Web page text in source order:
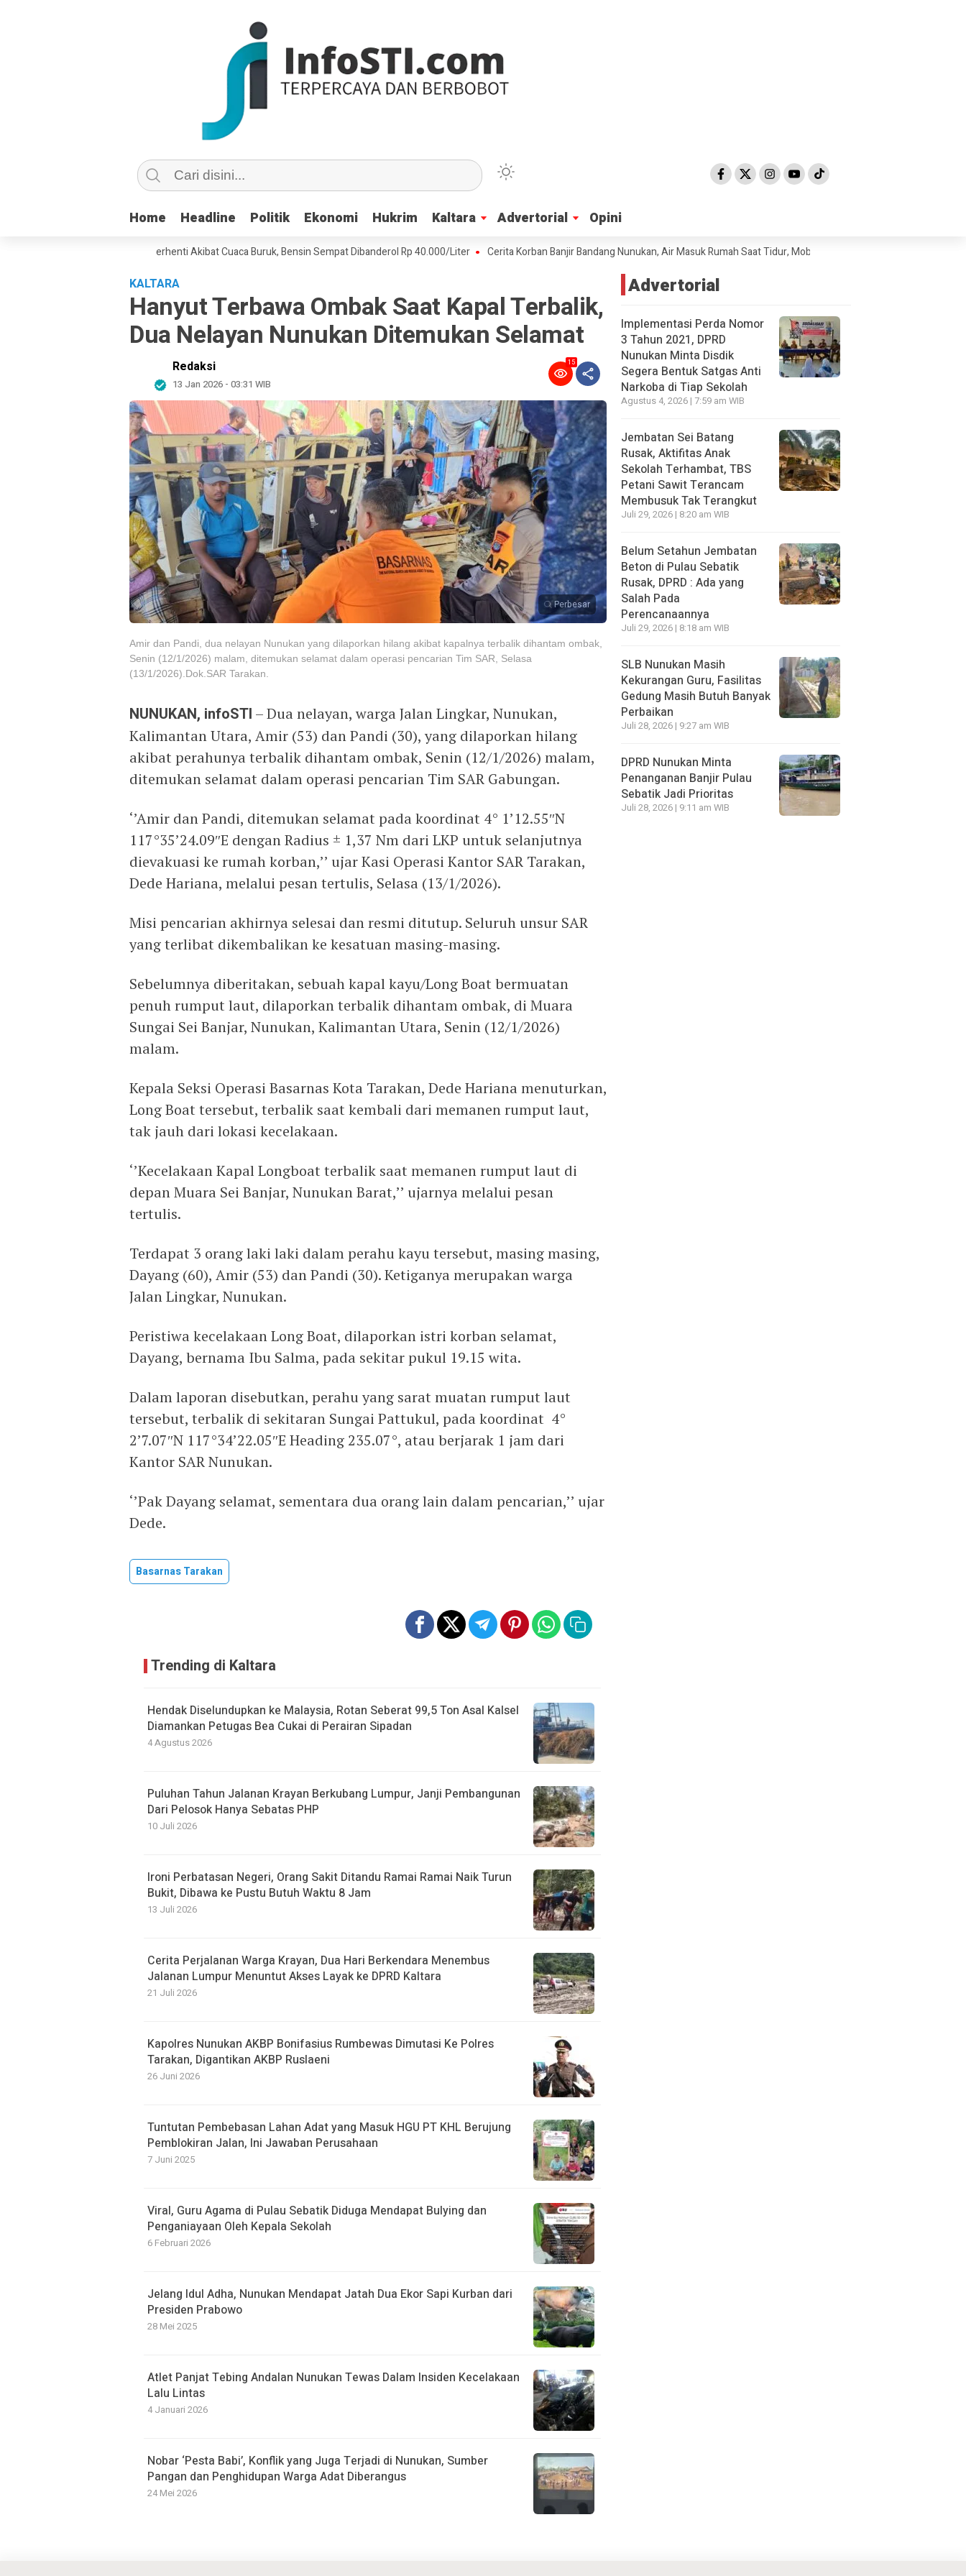
Home Headline Politik Ekonomi Hukrim Kaltara Advertorial Opini
Home Headline Politik Ekonomi Hukrim Kaltara Advertorial Opini
ke Nunukan Sempat Terhenti Akibat Cuaca Buruk, Bensin Sempat Dibanderol Rp 40.000/Liter Cerita Korban Banjir Bandang Nunukan, Air Masuk Rumah Saat Tidur, Mobil Sampai Hanyut
KALTARA
Hanyut Terbawa Ombak Saat Kapal Terbalik,
Dua Nelayan Nunukan Ditemukan Selamat
Redaksi
13 Jan 2026 - 03:31 WIB
15
Perbesar
Amir dan Pandi, dua nelayan Nunukan yang dilaporkan hilang akibat kapalnya terbalik dihantam ombak,
Senin (12/1/2026) malam, ditemukan selamat dalam operasi pencarian Tim SAR, Selasa
(13/1/2026).Dok.SAR Tarakan.
NUNUKAN, infoSTI – Dua nelayan, warga Jalan Lingkar, Nunukan,
Kalimantan Utara, Amir (53) dan Pandi (30), yang dilaporkan hilang
akibat perahunya terbalik dihantam ombak, Senin (12/1/2026) malam,
ditemukan selamat dalam operasi pencarian Tim SAR Gabungan.
‘’Amir dan Pandi, ditemukan selamat pada koordinat 4° 1’12.55″N
117°35’24.09″E dengan Radius ± 1,37 Nm dari LKP untuk selanjutnya
dievakuasi ke rumah korban,’’ ujar Kasi Operasi Kantor SAR Tarakan,
Dede Hariana, melalui pesan tertulis, Selasa (13/1/2026).
Misi pencarian akhirnya selesai dan resmi ditutup. Seluruh unsur SAR
yang terlibat dikembalikan ke kesatuan masing-masing.
Sebelumnya diberitakan, sebuah kapal kayu/Long Boat bermuatan
penuh rumput laut, dilaporkan terbalik dihantam ombak, di Muara
Sungai Sei Banjar, Nunukan, Kalimantan Utara, Senin (12/1/2026)
malam.
Kepala Seksi Operasi Basarnas Kota Tarakan, Dede Hariana menuturkan,
Long Boat tersebut, terbalik saat kembali dari memanen rumput laut,
tak jauh dari lokasi kecelakaan.
‘’Kecelakaan Kapal Longboat terbalik saat memanen rumput laut di
depan Muara Sei Banjar, Nunukan Barat,’’ ujarnya melalui pesan
tertulis.
Terdapat 3 orang laki laki dalam perahu kayu tersebut, masing masing,
Dayang (60), Amir (53) dan Pandi (30). Ketiganya merupakan warga
Jalan Lingkar, Nunukan.
Peristiwa kecelakaan Long Boat, dilaporkan istri korban selamat,
Dayang, bernama Ibu Salma, pada sekitar pukul 19.15 wita.
Dalam laporan disebutkan, perahu yang sarat muatan rumput laut
tersebut, terbalik di sekitaran Sungai Pattukul, pada koordinat 4°
2’7.07″N 117°34’22.05″E Heading 235.07°, atau berjarak 1 jam dari
Kantor SAR Nunukan.
‘’Pak Dayang selamat, sementara dua orang lain dalam pencarian,’’ ujar
Dede.
Basarnas Tarakan
Trending di Kaltara
Hendak Diselundupkan ke Malaysia, Rotan Seberat 99,5 Ton Asal Kalsel
Diamankan Petugas Bea Cukai di Perairan Sipadan
4 Agustus 2026
Puluhan Tahun Jalanan Krayan Berkubang Lumpur, Janji Pembangunan
Dari Pelosok Hanya Sebatas PHP
10 Juli 2026
Ironi Perbatasan Negeri, Orang Sakit Ditandu Ramai Ramai Naik Turun
Bukit, Dibawa ke Pustu Butuh Waktu 8 Jam
13 Juli 2026
Cerita Perjalanan Warga Krayan, Dua Hari Berkendara Menembus
Jalanan Lumpur Menuntut Akses Layak ke DPRD Kaltara
21 Juli 2026
Kapolres Nunukan AKBP Bonifasius Rumbewas Dimutasi Ke Polres
Tarakan, Digantikan AKBP Ruslaeni
26 Juni 2026
Tuntutan Pembebasan Lahan Adat yang Masuk HGU PT KHL Berujung
Pemblokiran Jalan, Ini Jawaban Perusahaan
7 Juni 2025
Viral, Guru Agama di Pulau Sebatik Diduga Mendapat Bulying dan
Penganiayaan Oleh Kepala Sekolah
6 Februari 2026
Jelang Idul Adha, Nunukan Mendapat Jatah Dua Ekor Sapi Kurban dari
Presiden Prabowo
28 Mei 2025
Atlet Panjat Tebing Andalan Nunukan Tewas Dalam Insiden Kecelakaan
Lalu Lintas
4 Januari 2026
Nobar ‘Pesta Babi’, Konflik yang Juga Terjadi di Nunukan, Sumber
Pangan dan Penghidupan Warga Adat Diberangus
24 Mei 2026
Advertorial
Implementasi Perda Nomor
3 Tahun 2021, DPRD
Nunukan Minta Disdik
Segera Bentuk Satgas Anti
Narkoba di Tiap Sekolah
Agustus 4, 2026 | 7:59 am WIB
Jembatan Sei Batang
Rusak, Aktifitas Anak
Sekolah Terhambat, TBS
Petani Sawit Terancam
Membusuk Tak Terangkut
Juli 29, 2026 | 8:20 am WIB
Belum Setahun Jembatan
Beton di Pulau Sebatik
Rusak, DPRD : Ada yang
Salah Pada
Perencanaannya
Juli 29, 2026 | 8:18 am WIB
SLB Nunukan Masih
Kekurangan Guru, Fasilitas
Gedung Masih Butuh Banyak
Perbaikan
Juli 28, 2026 | 9:27 am WIB
DPRD Nunukan Minta
Penanganan Banjir Pulau
Sebatik Jadi Prioritas
Juli 28, 2026 | 9:11 am WIB